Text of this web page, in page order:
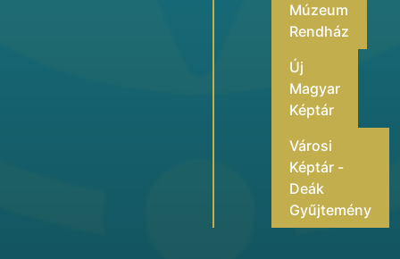
Múzeum
Rendház
Új
Magyar
Képtár
Városi
Képtár -
Deák
Gyűjtemény